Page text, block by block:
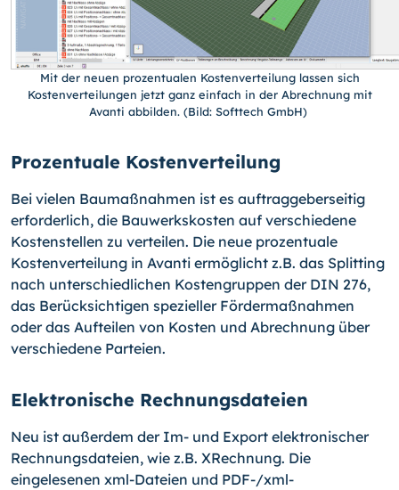
Mit der neuen prozentualen Kostenverteilung lassen sich
Kostenverteilungen jetzt ganz einfach in der Abrechnung mit
Avanti abbilden. (Bild: Softtech GmbH)
Prozentuale Kostenverteilung
Bei vielen Baumaßnahmen ist es auftraggeberseitig
erforderlich, die Bauwerkskosten auf verschiedene
Kostenstellen zu verteilen. Die neue prozentuale
Kostenverteilung in Avanti ermöglicht z.B. das Splitting
nach unterschiedlichen Kostengruppen der DIN 276,
das Berücksichtigen spezieller Fördermaßnahmen
oder das Aufteilen von Kosten und Abrechnung über
verschiedene Parteien.
Elektronische Rechnungsdateien
Neu ist außerdem der Im- und Export elektronischer
Rechnungsdateien, wie z.B. XRechnung. Die
eingelesenen xml-Dateien und PDF-/xml-